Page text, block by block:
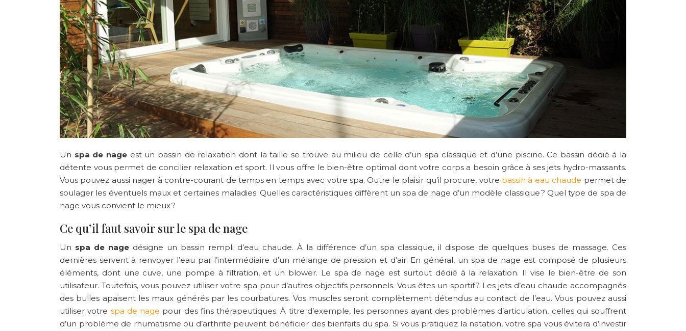
Un spa de nage est un bassin de relaxation dont la taille se trouve au milieu de celle d’un spa classique et d’une piscine. Ce bassin dédié à la
détente vous permet de concilier relaxation et sport. Il vous offre le bien-être optimal dont votre corps a besoin grâce à ses jets hydro-massants.
Vous pouvez aussi nager à contre-courant de temps en temps avec votre spa. Outre le plaisir qu’il procure, votre bassin à eau chaude permet de
soulager les éventuels maux et certaines maladies. Quelles caractéristiques diffèrent un spa de nage d’un modèle classique ? Quel type de spa de
nage vous convient le mieux ?
Ce qu’il faut savoir sur le spa de nage
Un spa de nage désigne un bassin rempli d’eau chaude. À la différence d’un spa classique, il dispose de quelques buses de massage. Ces
dernières servent à renvoyer l’eau par l’intermédiaire d’un mélange de pression et d’air. En général, un spa de nage est composé de plusieurs
éléments, dont une cuve, une pompe à filtration, et un blower. Le spa de nage est surtout dédié à la relaxation. Il vise le bien-être de son
utilisateur. Toutefois, vous pouvez utiliser votre spa pour d’autres objectifs personnels. Vous êtes un sportif ? Les jets d’eau chaude accompagnés
des bulles apaisent les maux générés par les courbatures. Vos muscles seront complètement détendus au contact de l’eau. Vous pouvez aussi
utiliser votre spa de nage pour des fins thérapeutiques. À titre d’exemple, les personnes ayant des problèmes d’articulation, celles qui souffrent
d’un problème de rhumatisme ou d’arthrite peuvent bénéficier des bienfaits du spa. Si vous pratiquez la natation, votre spa vous évitera d’investir